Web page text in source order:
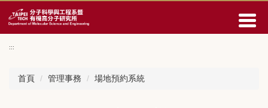
主
要
內
:::
首頁 管理事務 場地預約系統